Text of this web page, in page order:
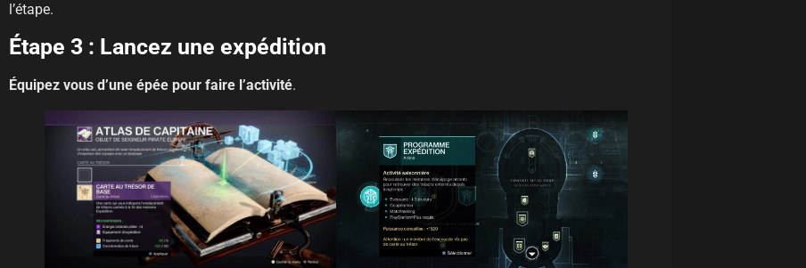
l’étape.
Étape 3 : Lancez une expédition
Équipez vous d’une épée pour faire l’activité.